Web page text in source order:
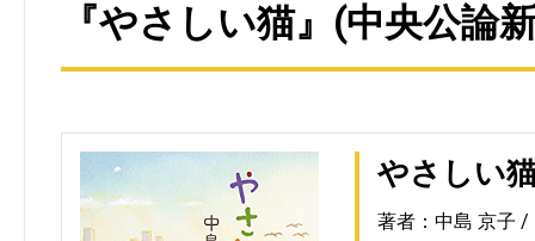
『やさしい猫』(中央公論
やさしい
著者：中島 京子